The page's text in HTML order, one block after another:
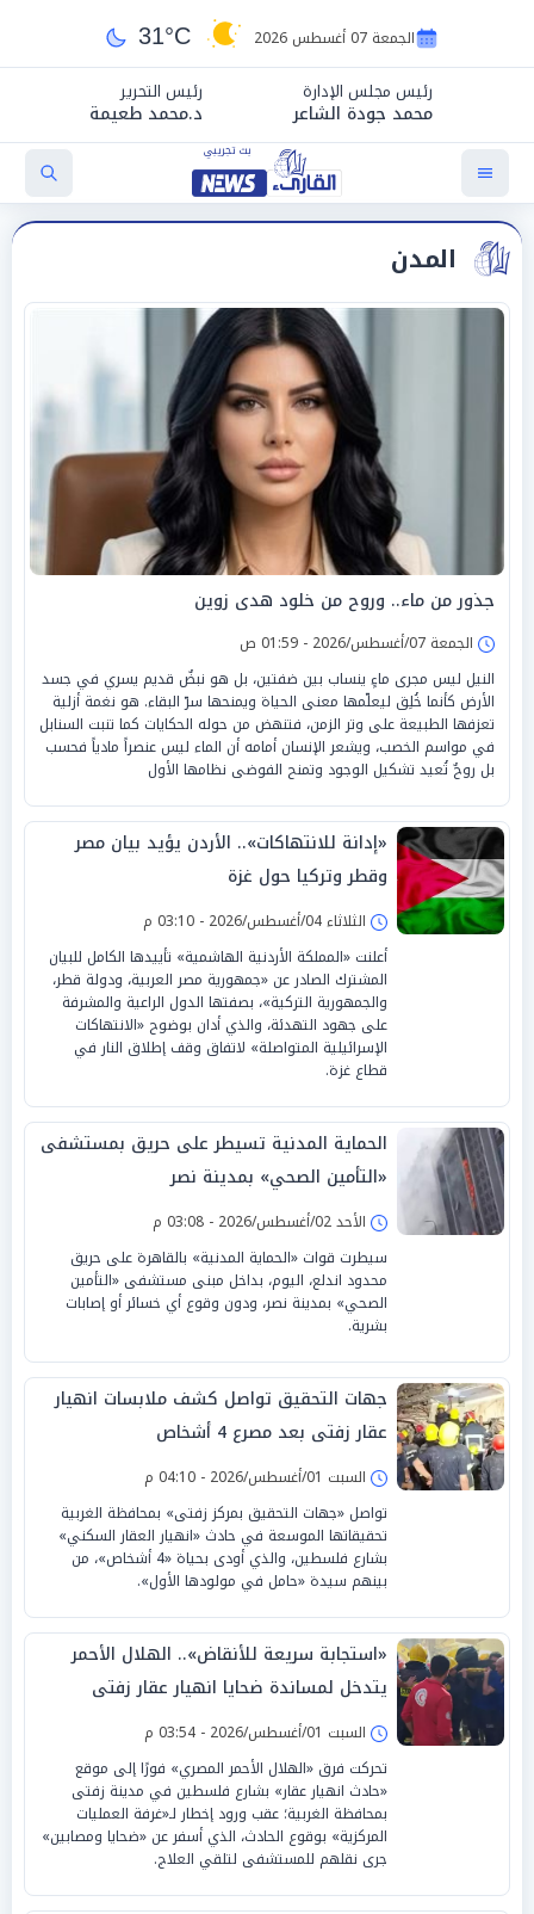
الجمعة 07 أغسطس 2026 31°C
رئيس مجلس الإدارة
محمد جودة الشاعر
رئيس التحرير
د.محمد طعيمة
المدن
جذور من ماء.. وروح من خلود هدى زوين
الجمعة 07/أغسطس/2026 - 01:59 ص
النيل ليس مجرى ماءٍ ينساب بين ضفتين، بل هو نبضٌ قديم يسري في جسد
الأرض كأنما خُلِق ليعلّمها معنى الحياة ويمنحها سرّ البقاء. هو نغمة أزلية
تعزفها الطبيعة على وتر الزمن، فتنهض من حوله الحكايات كما تنبت السنابل
في مواسم الخصب، ويشعر الإنسان أمامه أن الماء ليس عنصراً مادياً فحسب
بل روحٌ تُعيد تشكيل الوجود وتمنح الفوضى نظامها الأول
«إدانة للانتهاكات».. الأردن يؤيد بيان مصر
وقطر وتركيا حول غزة
الثلاثاء 04/أغسطس/2026 - 03:10 م
أعلنت «المملكة الأردنية الهاشمية» تأييدها الكامل للبيان
المشترك الصادر عن «جمهورية مصر العربية، ودولة قطر،
والجمهورية التركية»، بصفتها الدول الراعية والمشرفة
على جهود التهدئة، والذي أدان بوضوح «الانتهاكات
الإسرائيلية المتواصلة» لاتفاق وقف إطلاق النار في
قطاع غزة.
الحماية المدنية تسيطر على حريق بمستشفى
«التأمين الصحي» بمدينة نصر
الأحد 02/أغسطس/2026 - 03:08 م
سيطرت قوات «الحماية المدنية» بالقاهرة على حريق
محدود اندلع، اليوم، بداخل مبنى مستشفى «التأمين
الصحي» بمدينة نصر، ودون وقوع أي خسائر أو إصابات
بشرية.
جهات التحقيق تواصل كشف ملابسات انهيار
عقار زفتى بعد مصرع 4 أشخاص
السبت 01/أغسطس/2026 - 04:10 م
تواصل «جهات التحقيق بمركز زفتى» بمحافظة الغربية
تحقيقاتها الموسعة في حادث «انهيار العقار السكني»
بشارع فلسطين، والذي أودى بحياة «4 أشخاص»، من
بينهم سيدة «حامل في مولودها الأول».
«استجابة سريعة للأنقاض».. الهلال الأحمر
يتدخل لمساندة ضحايا انهيار عقار زفتى
السبت 01/أغسطس/2026 - 03:54 م
تحركت فرق «الهلال الأحمر المصري» فورًا إلى موقع
«حادث انهيار عقار» بشارع فلسطين في مدينة زفتى
بمحافظة الغربية؛ عقب ورود إخطار لـ«غرفة العمليات
المركزية» بوقوع الحادث، الذي أسفر عن «ضحايا ومصابين»
جرى نقلهم للمستشفى لتلقي العلاج.